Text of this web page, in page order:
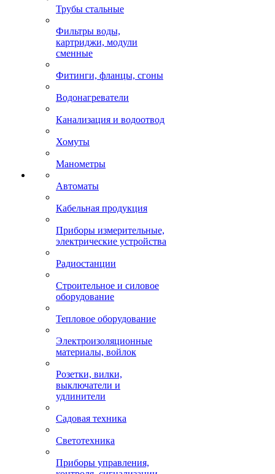
Трубы стальные
Фильтры воды,
картриджи, модули
сменные
Фитинги, фланцы, сгоны
Водонагреватели
Канализация и водоотвод
Хомуты
Манометры
Автоматы
Кабельная продукция
Приборы измерительные,
электрические устройства
Радиостанции
Строительное и силовое
оборудование
Тепловое оборудование
Электроизоляционные
материалы, войлок
Розетки, вилки,
выключатели и
удлинители
Садовая техника
Светотехника
Приборы управления,